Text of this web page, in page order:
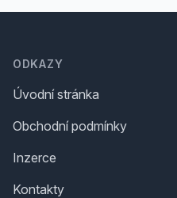
ODKAZY
Úvodní stránka
Obchodní podmínky
Inzerce
Kontakty